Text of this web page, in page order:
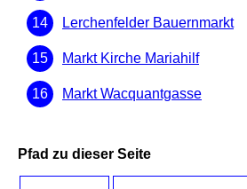
Lerchenfelder Bauernmarkt
Markt Kirche Mariahilf
Markt Wacquantgasse
Pfad zu dieser Seite